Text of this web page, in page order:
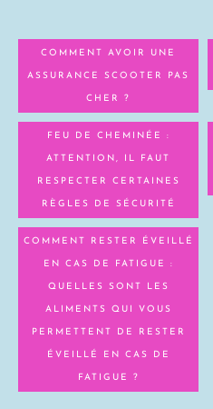
COMMENT AVOIR UNE
ASSURANCE SCOOTER PAS
CHER ?
FEU DE CHEMINÉE :
ATTENTION, IL FAUT
RESPECTER CERTAINES
RÈGLES DE SÉCURITÉ
COMMENT RESTER ÉVEILLÉ
EN CAS DE FATIGUE :
QUELLES SONT LES
ALIMENTS QUI VOUS
PERMETTENT DE RESTER
ÉVEILLÉ EN CAS DE
FATIGUE ?